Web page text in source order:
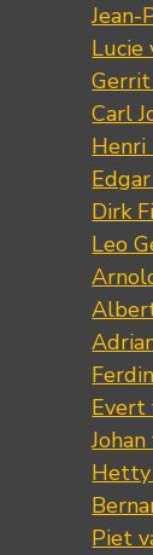
Jean-
Lucie
Carl
Henri
Dirk
Leo
Evert
Piet